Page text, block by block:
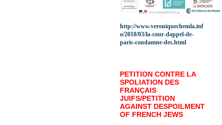
http://www.veroniquechemla.inf
o/2018/03/la-cour-dappel-de-
paris-condamne-des.html
PETITION CONTRE LA
SPOLIATION DES
FRANÇAIS
JUIFS/PETITION
AGAINST DESPOILMENT
OF FRENCH JEWS